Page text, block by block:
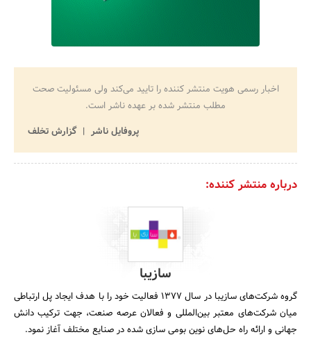
اخبار رسمی هویت منتشر کننده را تایید می‌کند ولی مسئولیت صحت
مطلب منتشر شده بر عهده ناشر است.
پروفایل ناشر
گزارش تخلف
درباره منتشر کننده:
سازیبا
گروه شرکت‌های سازیبا در سال 1377 فعالیت خود را با هدف ایجاد پل ارتباطی
میان شرکت‌های معتبر بین‌المللی و فعالان عرصه صنعت، جهت ترکیب دانش
جهانی و ارائه راه حل‌های نوین بومی سازی شده در صنایع مختلف آغاز نمود.